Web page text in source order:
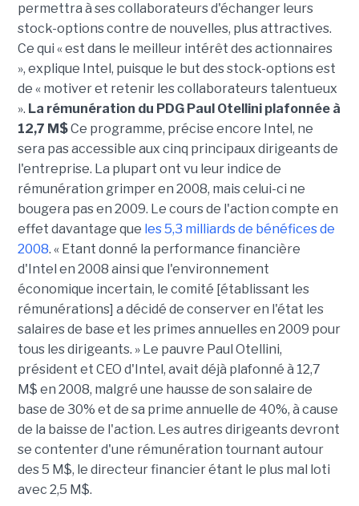
permettra à ses collaborateurs d'échanger leurs
stock-options contre de nouvelles, plus attractives.
Ce qui « est dans le meilleur intérêt des actionnaires
», explique Intel, puisque le but des stock-options est
de « motiver et retenir les collaborateurs talentueux
». La rémunération du PDG Paul Otellini plafonnée à
12,7 M$Ce programme, précise encore Intel, ne
sera pas accessible aux cinq principaux dirigeants de
l'entreprise. La plupart ont vu leur indice de
rémunération grimper en 2008, mais celui-ci ne
bougera pas en 2009. Le cours de l'action compte en
effet davantage que les 5,3 milliards de bénéfices de
2008. « Etant donné la performance financière
d'Intel en 2008 ainsi que l'environnement
économique incertain, le comité [établissant les
rémunérations] a décidé de conserver en l'état les
salaires de base et les primes annuelles en 2009 pour
tous les dirigeants. » Le pauvre Paul Otellini,
président et CEO d'Intel, avait déjà plafonné à 12,7
M$ en 2008, malgré une hausse de son salaire de
base de 30% et de sa prime annuelle de 40%, à cause
de la baisse de l'action. Les autres dirigeants devront
se contenter d'une rémunération tournant autour
des 5 M$, le directeur financier étant le plus mal loti
avec 2,5 M$.